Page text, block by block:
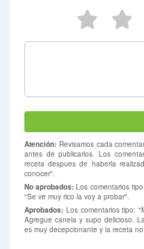
5
Atención: Revisamos cada
antes de publicarlos. Los
receta despues de haberla
conocer".
No aprobados:Los comentarios
"Se ve muy rico la voy a probar".
Aprobados: Los comentarios tipo:
Agregue canela y supo delicioso.
es muy decepcionante y la receta no